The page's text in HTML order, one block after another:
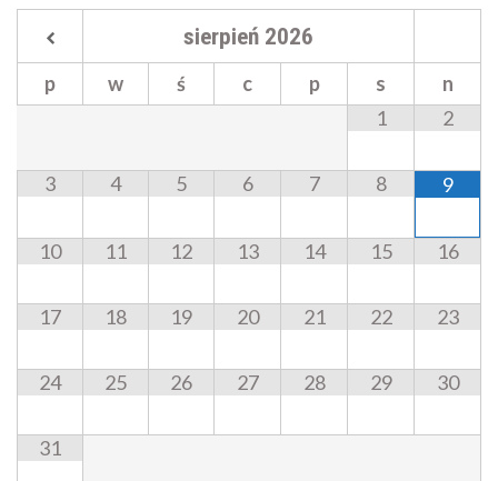
sierpień 2026
p w ś c p s
n
1
2
3 4 5 6 7 8 9
10 11 12 13 14 15 16
17 18 19 20 21 22 23
24 25 26 27 28 29 30
31